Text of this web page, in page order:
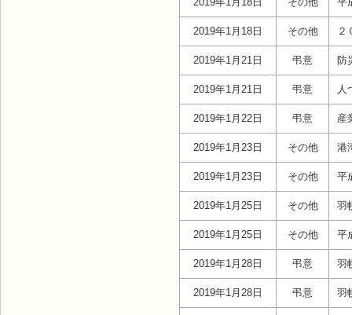
2019年1月18日 その他 ２
2019年1月21日 弔意 防
2019年1月21日 弔意 人
2019年1月22日 弔意 産
2019年1月23日 その他 港
2019年1月23日 その他 平
2019年1月25日 その他 羽
2019年1月25日 その他 平
2019年1月28日 弔意 羽
2019年1月28日 弔意 羽